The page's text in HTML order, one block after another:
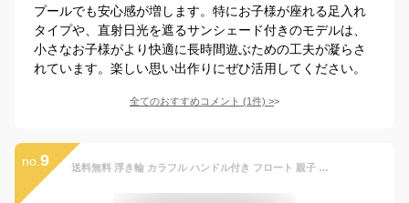
プールでも安心感が増します。特にお子様が座れる足入れ
タイプや、直射日光を遮るサンシェード付きのモデルは、
小さなお子様がより快適に長時間遊ぶための工夫が凝らさ
れています。楽しい思い出作りにぜひ活用してください。
全てのおすすめコメント (1件) >
no. 9 送料無料 浮き輪 カラフル ハンドル付き フロート 親子 子供用 大人用 フロート 水遊び 可愛い 夏 海 川 ビーチ プール おもしろ浮輪 オシャレ浮輪 うきわ 浮輪 キッズ クリア シンプル 100b 楽天海外通販